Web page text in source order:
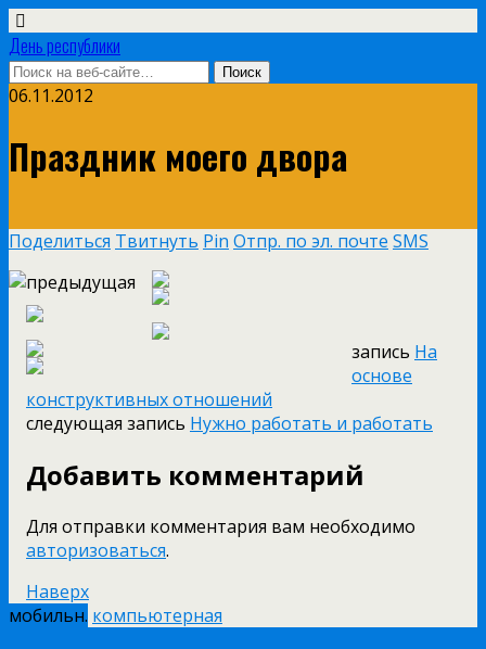
День республики
06.11.2012
Праздник моего двора
Поделиться Твитнуть Pin Отпр. по эл. почте SMS
предыдущая
запись На
основе
конструктивных отношений
следующая запись Нужно работать и работать
Добавить комментарий
Для отправки комментария вам необходимо
авторизоваться.
Наверх
мобильн. компьютерная